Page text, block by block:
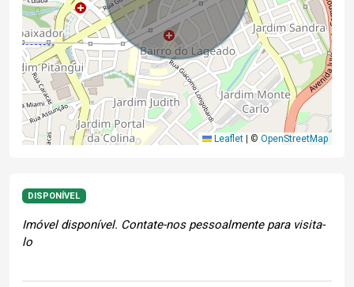
Leaflet | © OpenStreetMap
DISPONÍVEL
Imóvel disponível. Contate-nos pessoalmente para visita-
lo